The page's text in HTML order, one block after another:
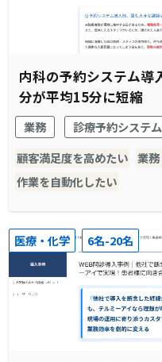
内科の予約システム導
分が平均15分に短縮
業務
診療予約システム
顧客満足度を高めたい 業
作業を自動化したい
医療・化学 6名-20名